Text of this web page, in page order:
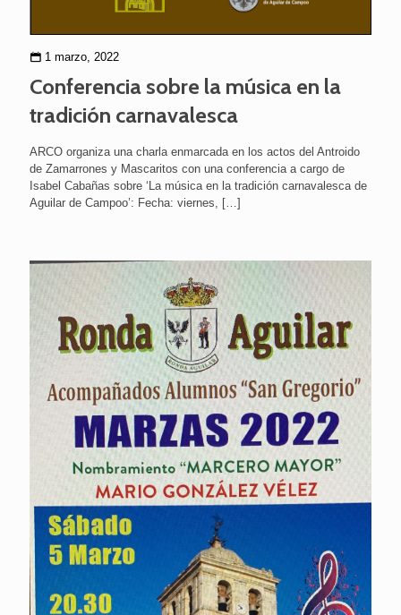
1 marzo, 2022
Conferencia sobre la música en la
tradición carnavalesca
ARCO organiza una charla enmarcada en los actos del Antroido
de Zamarrones y Mascaritos con una conferencia a cargo de
Isabel Cabañas sobre ‘La música en la tradición carnavalesca de
Aguilar de Campoo’: Fecha: viernes,
[…]